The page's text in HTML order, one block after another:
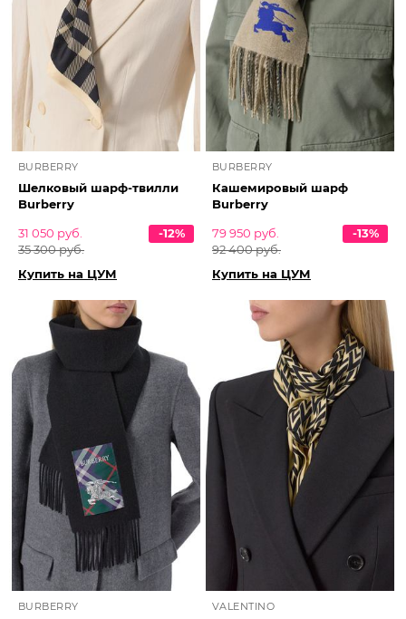
BURBERRY
Шелковый шарф-твилли
Burberry
31 050 руб.
35 300 руб.
-12%
Купить на ЦУМ
BURBERRY
Кашемировый шарф
Burberry
79 950 руб.
92 400 руб.
-13%
Купить на ЦУМ
BURBERRY VALENTINO